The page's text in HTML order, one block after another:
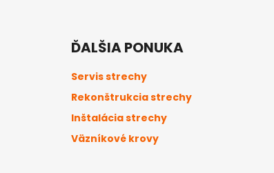
ĎALŠIA PONUKA
Servis strechy
Rekonštrukcia strechy
Inštalácia strechy
Väzníkové krovy